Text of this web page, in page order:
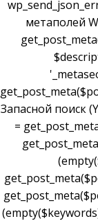
метаполей
Запасной поиск
=